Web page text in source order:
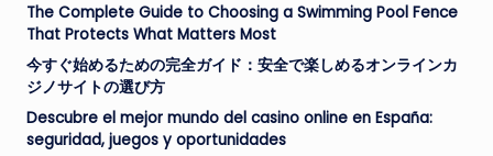
The Complete Guide to Choosing a Swimming Pool Fence
That Protects What Matters Most
今すぐ始めるための完全ガイド：安全で楽しめるオンラインカ
ジノサイトの選び方
Descubre el mejor mundo del casino online en España:
seguridad, juegos y oportunidades